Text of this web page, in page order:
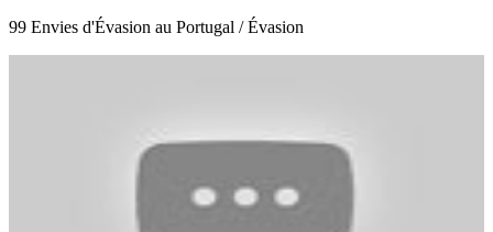
99 Envies d'Évasion au Portugal / Évasion